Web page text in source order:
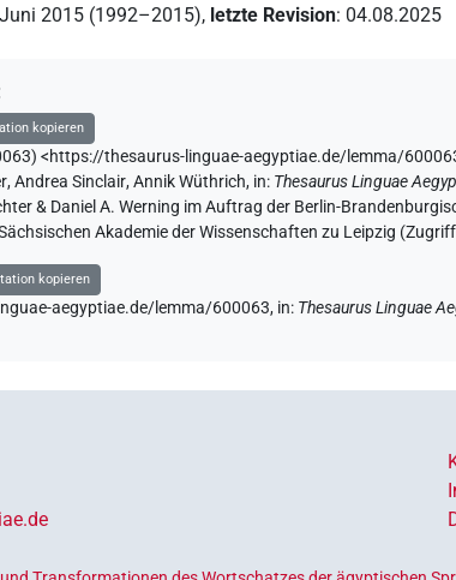
2015 (1992–2015), letzte Revision: 04.08.2025
kopieren
<https://thesaurus-linguae-aegyptiae.de/lemma/
,Andrea Sinclair,Annik Wüthrich, in: Thesaurus Linguae
& Daniel A. Werning im Auftrag der Berlin-
Akademie der Wissenschaften zu Leipzig
kopieren
aegyptiae.de/lemma/600063, in: Thesaurus Linguae